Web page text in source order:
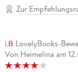
Zur
LovelyBooks-
Von Heimelina am